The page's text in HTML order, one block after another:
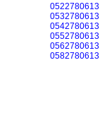
0522780613
0532780613
0542780613
0552780613
0562780613
0582780613